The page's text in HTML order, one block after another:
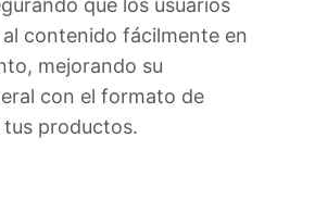
que los usuarios
contenido fácilmente en
mejorando su
con el formato de
productos.